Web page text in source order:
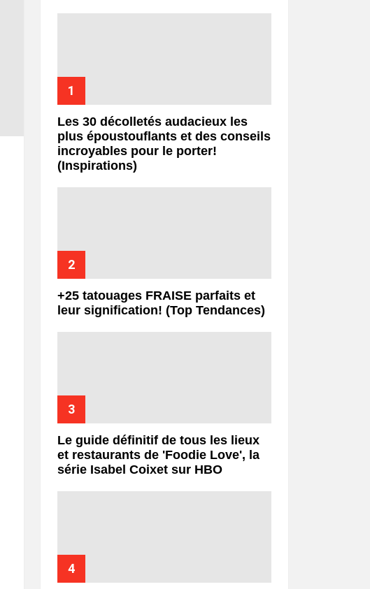
Les 30 décolletés audacieux les
plus époustouflants et des conseils
incroyables pour le porter!
(Inspirations)
+25 tatouages ​​FRAISE parfaits et
leur signification! (Top Tendances)
Le guide définitif de tous les lieux
et restaurants de 'Foodie Love', la
série Isabel Coixet sur HBO